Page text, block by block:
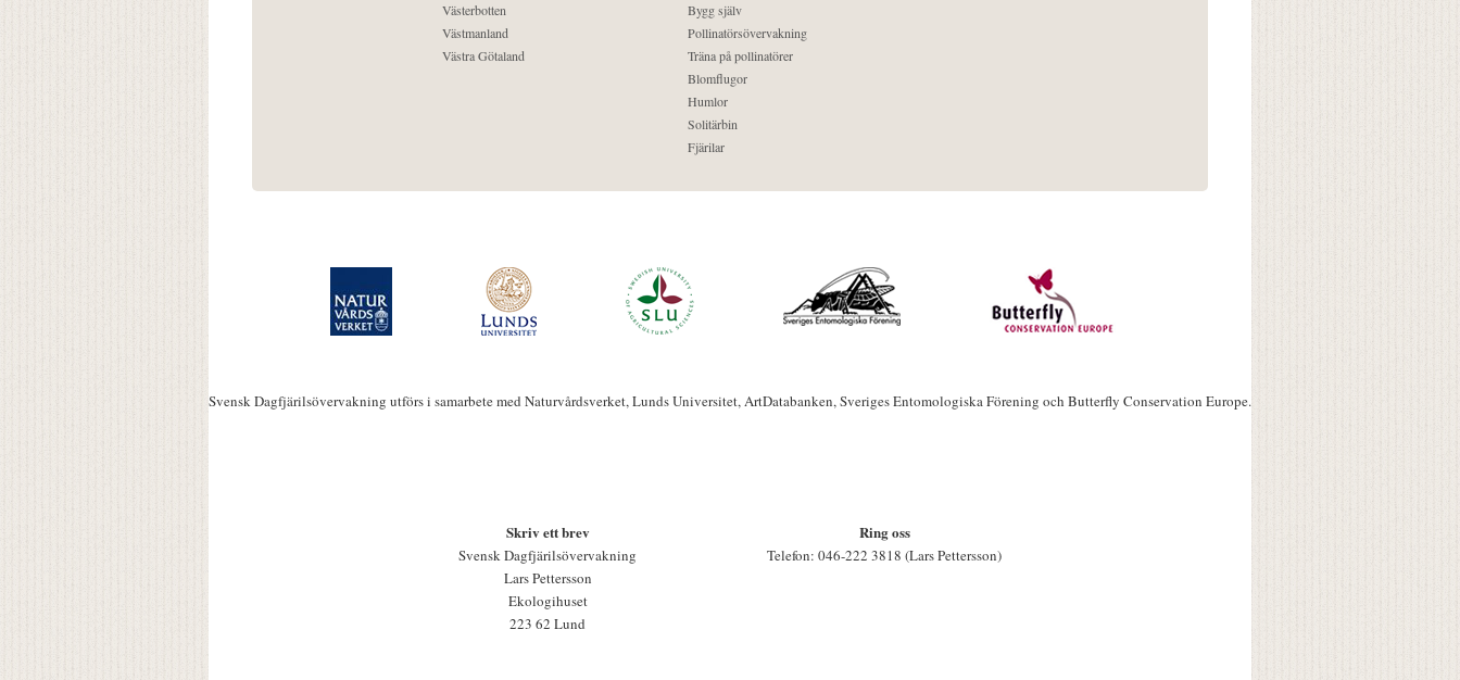
Västerbotten
Västmanland
Västra Götaland
Bygg själv
Pollinatörsövervakning
Träna på pollinatörer
Blomflugor
Humlor
Solitärbin
Fjärilar
Svensk Dagfjärilsövervakning utförs i samarbete med Naturvårdsverket, Lunds Universitet, ArtDatabanken, Sveriges Entomologiska Förening och Butterfly Conservation Europe.
Skriv ett brev
Svensk Dagfjärilsövervakning
Lars Pettersson
Ekologihuset
223 62 Lund
Ring oss
Telefon: 046-222 3818 (Lars Pettersson)